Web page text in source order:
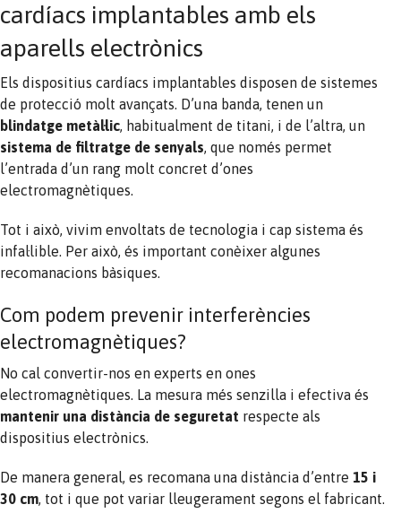
cardíacs implantables amb els
aparells electrònics
Els dispositius cardíacs implantables disposen de sistemes
de protecció molt avançats. D’una banda, tenen un
blindatge metàl·lic , habitualment de titani, i de l’altra, un
sistema de filtratge de senyals , que només permet
l’entrada d’un rang molt concret d’ones
electromagnètiques.
Tot i això, vivim envoltats de tecnologia i cap sistema és
infal·lible. Per això, és important conèixer algunes
recomanacions bàsiques.
Com podem prevenir interferències
electromagnètiques?
No cal convertir-nos en experts en ones
electromagnètiques. La mesura més senzilla i efectiva és
mantenir una distància de seguretat respecte als
dispositius electrònics.
De manera general, es recomana una distància d’entre 15 i
30 cm , tot i que pot variar lleugerament segons el fabricant.